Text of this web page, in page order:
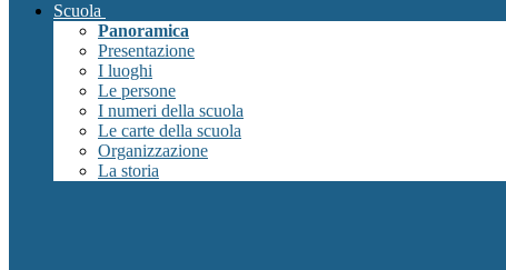
Scuola
Panoramica
Presentazione
I luoghi
Le persone
I numeri della scuola
Le carte della scuola
Organizzazione
La storia